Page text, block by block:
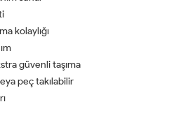
kolaylığı
güvenli taşıma
peç takılabilir